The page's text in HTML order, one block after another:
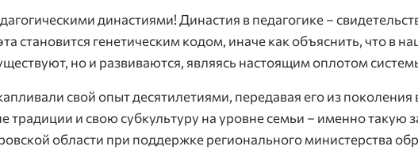
династиями! Династия в педагогике –
становится генетическим кодом, иначе как объяснить, что в
но и развиваются, являясь настоящим оплотом
свой опыт десятилетиями, передавая его из
традиции и свою субкультуру на уровне семьи – именно такую
области при поддержке регионального министерства